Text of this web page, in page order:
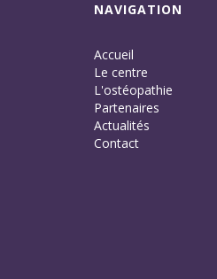
NAVIGATION
Accueil
Le centre
L'ostéopathie
Partenaires
Actualités
Contact